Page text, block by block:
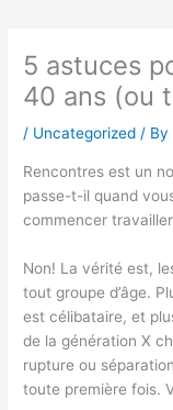
content5 astuces
40 ans (ou
/ Uncategorized / By
Rencontres est un
passe-t-il quand
commencer
Non! La vérité est,
tout groupe d’âge.
est célibataire, et
de la génération X
rupture ou
toute première fois.